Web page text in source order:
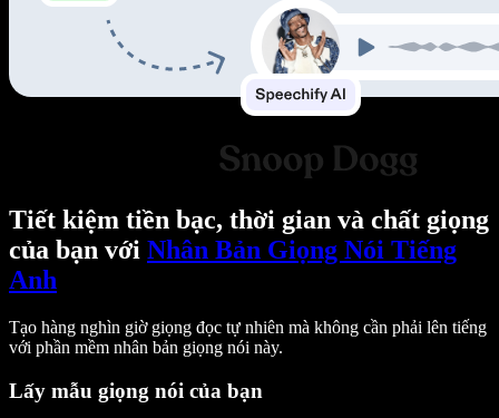
Tiết kiệm tiền bạc, thời gian và chất giọng
của bạn với Nhân Bản Giọng Nói Tiếng
Anh
Tạo hàng nghìn giờ giọng đọc tự nhiên mà không cần phải lên tiếng
với phần mềm nhân bản giọng nói này.
Lấy mẫu giọng nói của bạn